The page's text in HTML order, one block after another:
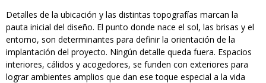
Detalles de la ubicación y las distintas topografías marcan la
pauta inicial del diseño. El punto donde nace el sol, las brisas y el
entorno, son determinantes para definir la orientación de la
implantación del proyecto. Ningún detalle queda fuera. Espacios
interiores, cálidos y acogedores, se funden con exteriores para
lograr ambientes amplios que dan ese toque especial a la vida